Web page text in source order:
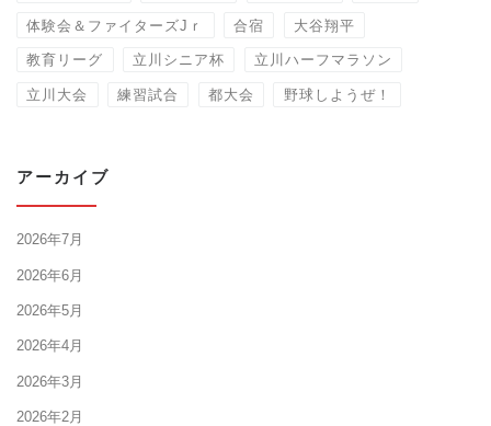
体験会＆ファイターズJｒ 合宿 大谷翔平
教育リーグ 立川シニア杯 立川ハーフマラソン
立川大会 練習試合 都大会 野球しようぜ！
アーカイブ
2026年7月
2026年6月
2026年5月
2026年4月
2026年3月
2026年2月